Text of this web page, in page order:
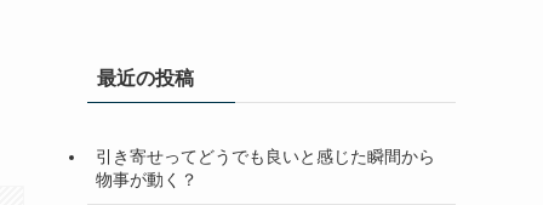
最近の投稿
引き寄せってどうでも良いと感じた瞬間から
物事が動く？